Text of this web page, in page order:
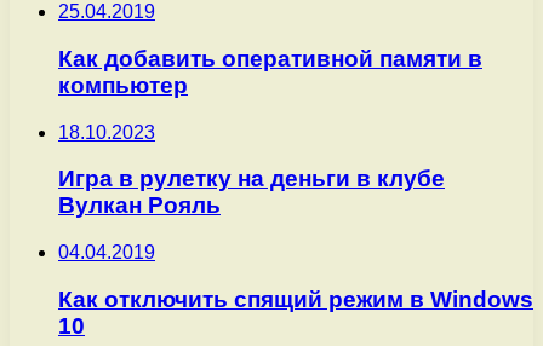
25.04.2019
Как добавить оперативной памяти в
компьютер
18.10.2023
Игра в рулетку на деньги в клубе
Вулкан Рояль
04.04.2019
Как отключить спящий режим в Windows
10